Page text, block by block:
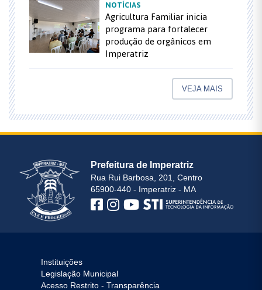
NOTÍCIAS
Agricultura Familiar inicia
programa para fortalecer
produção de orgânicos em
Imperatriz
VEJA MAIS
Prefeitura de Imperatriz
Rua Rui Barbosa, 201, Centro
65900-440 - Imperatriz - MA
Instituições
Legislação Municipal
Acesso Restrito - Transparência